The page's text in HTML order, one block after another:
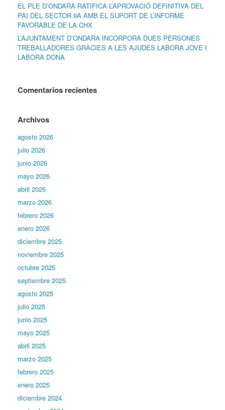
EL PLE D’ONDARA RATIFICA L’APROVACIÓ DEFINITIVA DEL
PAI DEL SECTOR 9A AMB EL SUPORT DE L’INFORME
FAVORABLE DE LA CHX
L’AJUNTAMENT D’ONDARA INCORPORA DUES PERSONES
TREBALLADORES GRÀCIES A LES AJUDES LABORA JOVE I
LABORA DONA
Comentarios recientes
Archivos
agosto 2026
julio 2026
junio 2026
mayo 2026
abril 2026
marzo 2026
febrero 2026
enero 2026
diciembre 2025
noviembre 2025
octubre 2025
septiembre 2025
agosto 2025
julio 2025
junio 2025
mayo 2025
abril 2025
marzo 2025
febrero 2025
enero 2025
diciembre 2024